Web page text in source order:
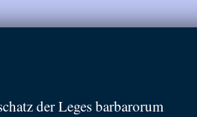
der Leges barbarorum